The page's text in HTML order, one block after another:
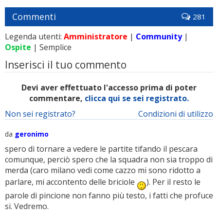
Commenti 281
Legenda utenti: Amministratore | Community|
Ospite | Semplice
Inserisci il tuo commento
Devi aver effettuato l'accesso prima di poter
commentare, clicca qui se sei registrato.
Condizioni di utilizzo
Non sei registrato?
da geronimo
spero di tornare a vedere le partite tifando il pescara
comunque, perciò spero che la squadra non sia troppo di
merda (caro milano vedi come cazzo mi sono ridotto a
parlare, mi accontento delle briciole
). Per il resto le
parole di pincione non fanno più testo, i fatti che profuce
si. Vedremo.